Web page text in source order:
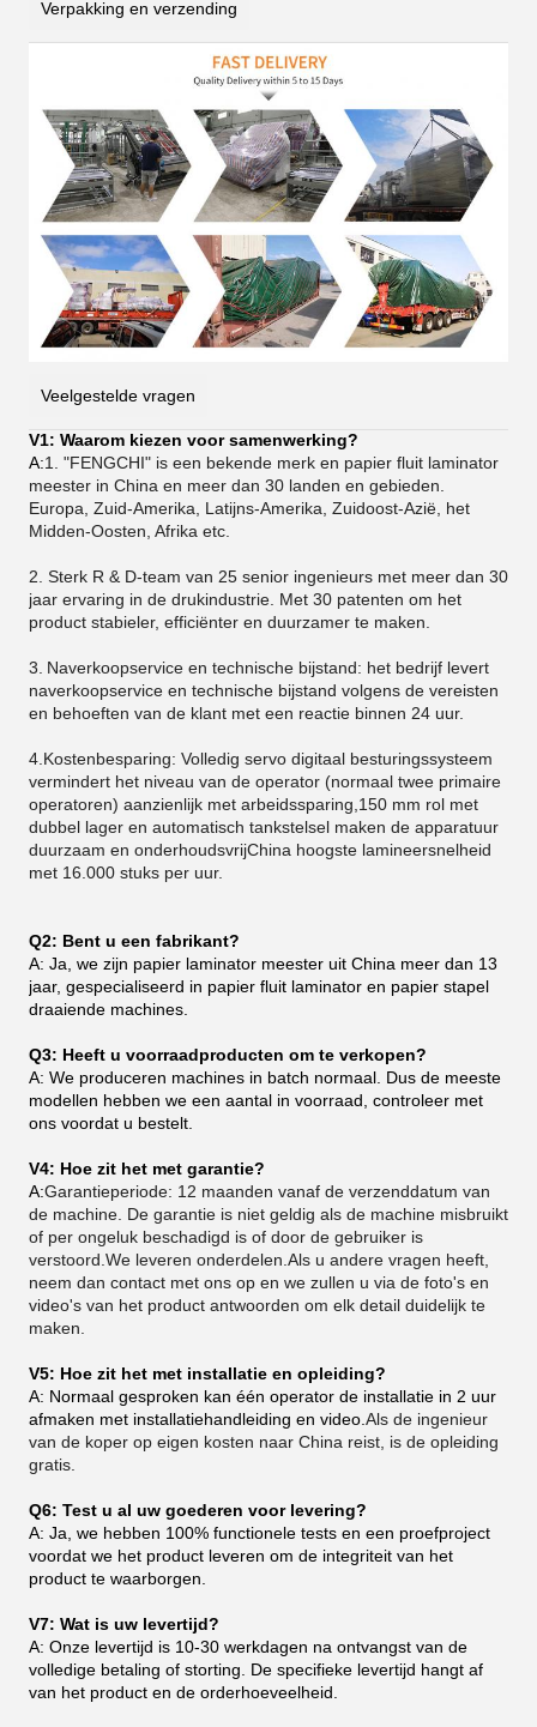
Verpakking en verzending
Veelgestelde vragen
V1: Waarom kiezen voor samenwerking?
A:1. "FENGCHI" is een bekende merk en papier fluit laminator
meester in China en meer dan 30 landen en gebieden.
Europa, Zuid-Amerika, Latijns-Amerika, Zuidoost-Azië, het
Midden-Oosten, Afrika etc.
2. Sterk R & D-team van 25 senior ingenieurs met meer dan 30
jaar ervaring in de drukindustrie. Met 30 patenten om het
product stabieler, efficiënter en duurzamer te maken.
3. Naverkoopservice en technische bijstand: het bedrijf levert
naverkoopservice en technische bijstand volgens de vereisten
en behoeften van de klant met een reactie binnen 24 uur.
4.Kostenbesparing: Volledig servo digitaal besturingssysteem
vermindert het niveau van de operator (normaal twee primaire
operatoren) aanzienlijk met arbeidssparing,150 mm rol met
dubbel lager en automatisch tankstelsel maken de apparatuur
duurzaam en onderhoudsvrijChina hoogste lamineersnelheid
met 16.000 stuks per uur.
Q2: Bent u een fabrikant?
A: Ja, we zijn papier laminator meester uit China meer dan 13
jaar, gespecialiseerd in papier fluit laminator en papier stapel
draaiende machines.
Q3: Heeft u voorraadproducten om te verkopen?
A: We produceren machines in batch normaal. Dus de meeste
modellen hebben we een aantal in voorraad, controleer met
ons voordat u bestelt.
V4: Hoe zit het met garantie?
A:Garantieperiode: 12 maanden vanaf de verzenddatum van
de machine. De garantie is niet geldig als de machine misbruikt
of per ongeluk beschadigd is of door de gebruiker is
verstoord.We leveren onderdelen.Als u andere vragen heeft,
neem dan contact met ons op en we zullen u via de foto's en
video's van het product antwoorden om elk detail duidelijk te
maken.
V5: Hoe zit het met installatie en opleiding?
A: Normaal gesproken kan één operator de installatie in 2 uur
afmaken met installatiehandleiding en video. Als de ingenieur
van de koper op eigen kosten naar China reist, is de opleiding
gratis.
Q6: Test u al uw goederen voor levering?
A: Ja, we hebben 100% functionele tests en een proefproject
voordat we het product leveren om de integriteit van het
product te waarborgen.
V7: Wat is uw levertijd?
A: Onze levertijd is 10-30 werkdagen na ontvangst van de
volledige betaling of storting. De specifieke levertijd hangt af
van het product en de orderhoeveelheid.